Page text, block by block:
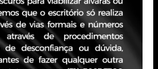
por Michel Gralha
23/10/2017
Read more